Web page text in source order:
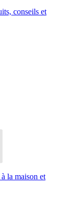
conseils et
la maison et